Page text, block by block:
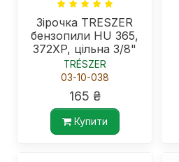
Зірочка TRESZER
бензопили HU 365,
372XP, цільна 3/8"
TRÉSZER
03-10-038
165 ₴
Купити